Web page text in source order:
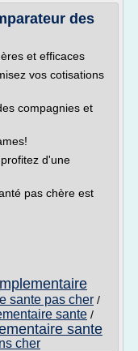
des
et efficaces
vos cotisations
compagnies et
d'une
pas chère est
sante pas cher /
sante /
sante
cher